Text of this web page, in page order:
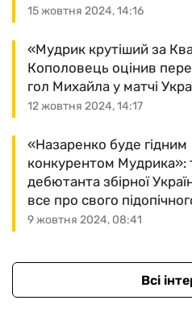
15 жовтня 2024, 14:16
12 жовтня 2024, 14:17
«Мудрик крутіший за
Кополовець оцінив
гол Михайла у матчі
9 жовтня 2024, 08:41
«Назаренко буде гідним
конкурентом Мудрика»:
дебютанта збірної
все про свого
Всі